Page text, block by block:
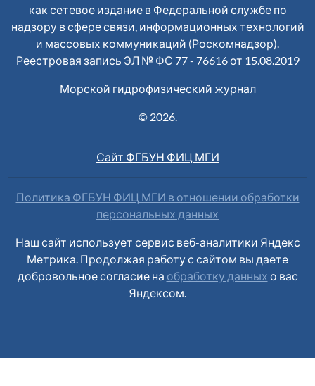
как сетевое издание в Федеральной службе по
надзору в сфере связи, информационных технологий
и массовых коммуникаций (Роскомнадзор).
Реестровая запись ЭЛ № ФС 77 - 76616 от 15.08.2019
Морской гидрофизический журнал
© 2026.
Сайт ФГБУН ФИЦ МГИ
Политика ФГБУН ФИЦ МГИ в отношении обработки
персональных данных
Наш сайт использует сервис веб-аналитики Яндекс
Метрика. Продолжая работу с сайтом вы даете
добровольное согласие на обработку данных о вас
Яндексом.